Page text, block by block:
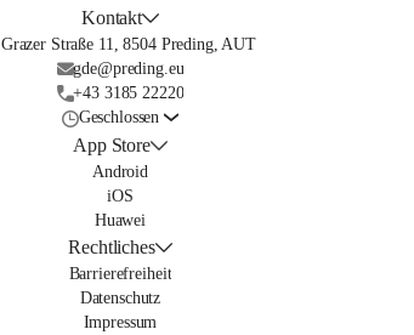
Kontakt
Grazer Straße 11, 8504 Preding, AUT
gde@preding.eu
+43 3185 22220
Geschlossen
App Store
Android
iOS
Huawei
Rechtliches
Barrierefreiheit
Datenschutz
Impressum